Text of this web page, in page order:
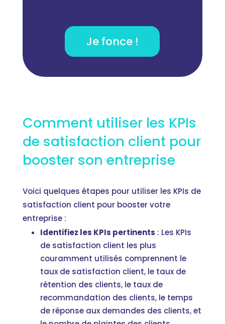
Je fonce !
Comment utiliser les KPIs
de satisfaction client pour
booster son entreprise
Voici quelques étapes pour utiliser les KPIs de
satisfaction client pour booster votre
entreprise :
Identifiez les KPIs pertinents : Les KPIs
de satisfaction client les plus
couramment utilisés comprennent le
taux de satisfaction client, le taux de
rétention des clients, le taux de
recommandation des clients, le temps
de réponse aux demandes des clients, et